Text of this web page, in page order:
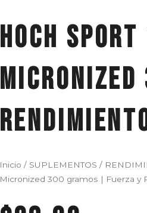
HOCH
Micronized
Inicio / SUPLEMENTOS /
Micronized 300 gramos | Fuerza y